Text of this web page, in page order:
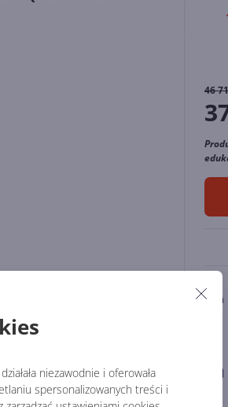
niezawodnie i oferowała
spersonalizowanych treści i
46